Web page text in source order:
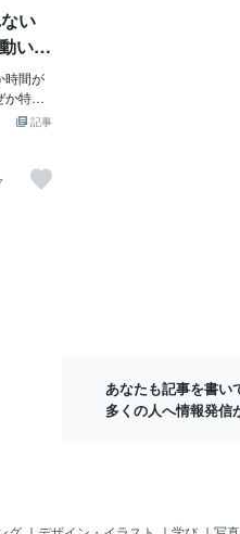
い
いて
時間が
か特定
ある。
、心
る。そ
同じ
てし
証拠を
記事
あなたも記事を書い
多くの人へ情報発信